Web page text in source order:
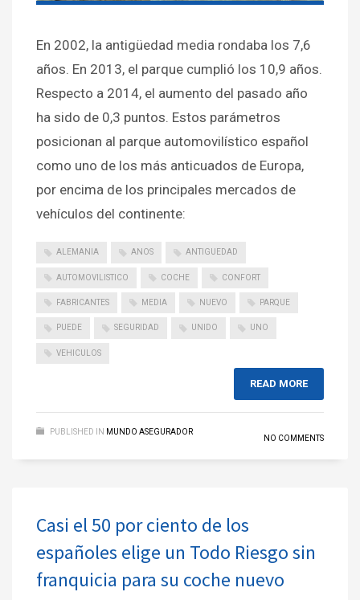
En 2002, la antigüedad media rondaba los 7,6
años. En 2013, el parque cumplió los 10,9 años.
Respecto a 2014, el aumento del pasado año
ha sido de 0,3 puntos. Estos parámetros
posicionan al parque automovilístico español
como uno de los más anticuados de Europa,
por encima de los principales mercados de
vehículos del continente:
ALEMANIA ANOS ANTIGUEDAD
AUTOMOVILISTICO COCHE CONFORT
FABRICANTES MEDIA NUEVO PARQUE
PUEDE SEGURIDAD UNIDO UNO
VEHICULOS
READ MORE
PUBLISHED IN MUNDO ASEGURADOR
NO COMMENTS
Casi el 50 por ciento de los
españoles elige un Todo Riesgo sin
franquicia para su coche nuevo